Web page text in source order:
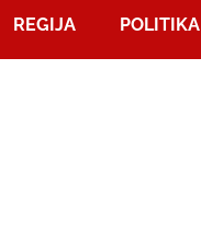
REGIJA POLITIKA